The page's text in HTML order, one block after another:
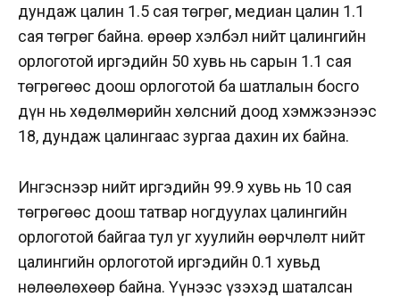
дундаж цалин 1.5 сая төгрөг, медиан цалин 1.1
сая төгрөг байна. Өөрөөр хэлбэл нийт цалингийн
орлоготой иргэдийн 50 хувь нь сарын 1.1 сая
төгрөгөөс доош орлоготой ба шатлалын босго
дүн нь хөдөлмөрийн хөлсний доод хэмжээнээс
18, дундаж цалингаас зургаа дахин их байна.
Ингэснээр нийт иргэдийн 99.9 хувь нь 10 сая
төгрөгөөс доош татвар ногдуулах цалингийн
орлоготой байгаа тул уг хуулийн өөрчлөлт нийт
цалингийн орлоготой иргэдийн 0.1 хувьд
нөлөөлөхөөр байна. Үүнээс үзэхэд шаталсан